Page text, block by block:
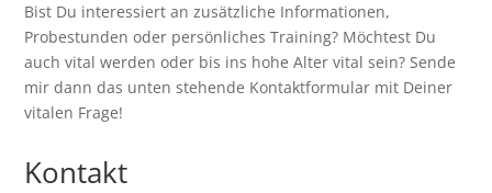
Bist Du interessiert an zusätzliche Informationen,
Probestunden oder persönliches Training? Möchtest Du
auch vital werden oder bis ins hohe Alter vital sein? Sende
mir dann das unten stehende Kontaktformular mit Deiner
vitalen Frage!
Kontakt